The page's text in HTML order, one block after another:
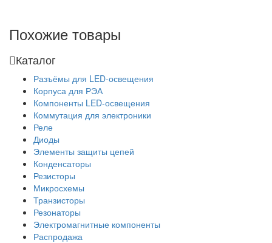
Похожие товары
Каталог
Разъёмы для LED-освещения
Корпуса для РЭА
Компоненты LED-освещения
Коммутация для электроники
Реле
Диоды
Элементы защиты цепей
Конденсаторы
Резисторы
Микросхемы
Транзисторы
Резонаторы
Электромагнитные компоненты
Распродажа